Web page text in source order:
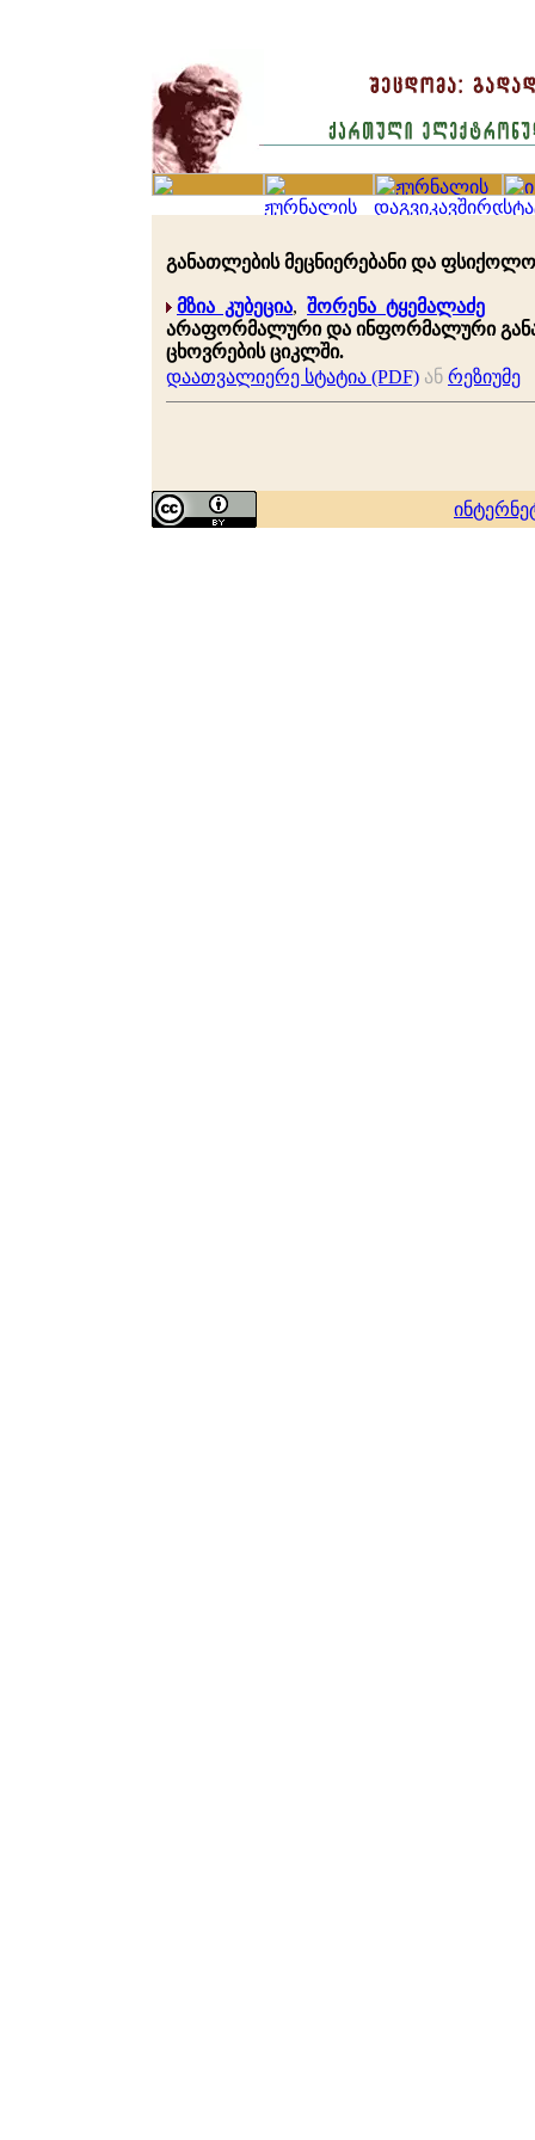
განათლების მეცნიერებანი და
მზია კუბეცია, შორენა ტყემალაძე
არაფორმალური და ინფორმალური
ცხოვრების ციკლში.
დაათვალიერე სტატია (PDF) ან რეზიუმე